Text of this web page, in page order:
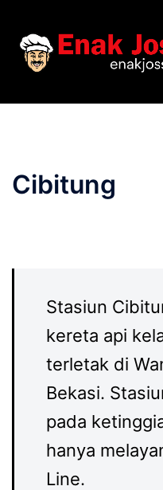
content
Cibitung
Stasiun
kereta api
terletak di
Bekasi.
pada
hanya
Line.